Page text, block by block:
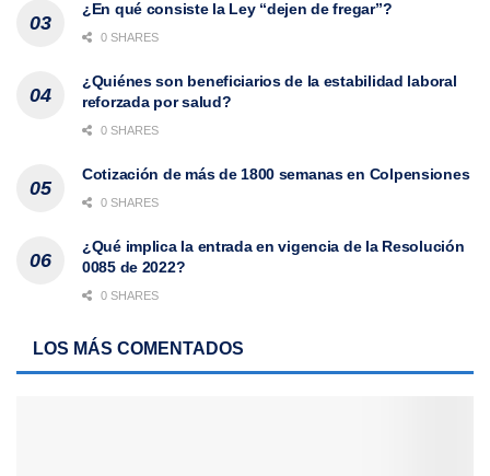
¿En qué consiste la Ley “dejen de fregar”?
0 SHARES
¿Quiénes son beneficiarios de la estabilidad laboral
reforzada por salud?
0 SHARES
Cotización de más de 1800 semanas en Colpensiones
0 SHARES
¿Qué implica la entrada en vigencia de la Resolución
0085 de 2022?
0 SHARES
LOS MÁS COMENTADOS